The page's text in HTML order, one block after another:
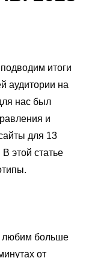
итоги
аудитории на
нас был
и
для 13
этой статье
любим больше
от